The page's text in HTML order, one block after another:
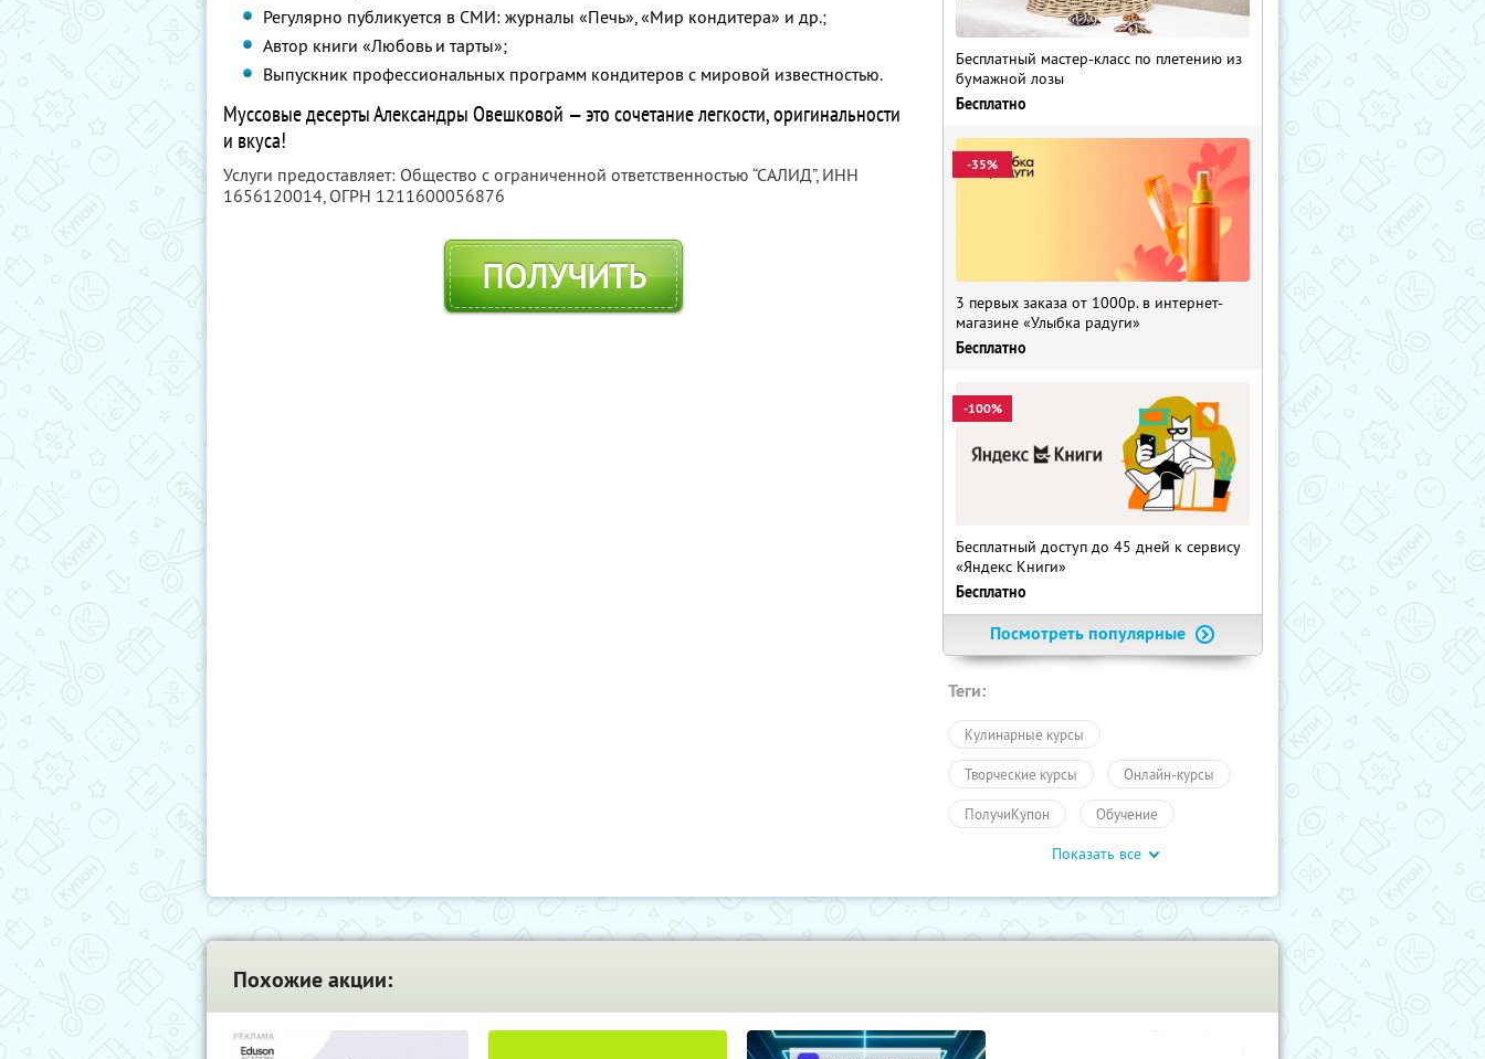
Регулярно публикуется в СМИ: журналы «Печь», «Мир кондитера» и др.;
Автор книги «Любовь и тарты»;
Выпускник профессиональных программ кондитеров с мировой известностью.
Муссовые десерты Александры Овешковой — это сочетание легкости, оригинальности
и вкуса!
Услуги предоставляет: Общество с ограниченной ответственностью “САЛИД”, ИНН
1656120014, ОГРН 1211600056876
ПОЛУЧИТЬ
Бесплатный мастер-класс по плетению из
бумажной лозы
Бесплатно
-35%
3 первых заказа от 1000р. в интернет-
магазине «Улыбка радуги»
Бесплатно
-100%
Бесплатный доступ до 45 дней к сервису
«Яндекс Книги»
Бесплатно
Посмотреть популярные
Теги:
Кулинарные курсы
Творческие курсы Онлайн-курсы
ПолучиКупон Обучение
Обучение
Показать все
Похожие акции: